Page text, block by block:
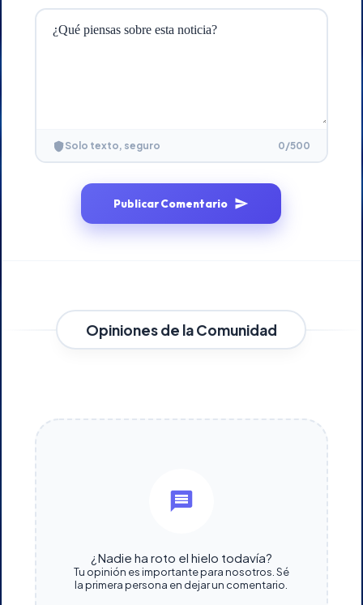
Solo texto, seguro 0/500
Publicar Comentario
Opiniones de la Comunidad
¿Nadie ha roto el hielo todavía?
Tu opinión es importante para nosotros. Sé
la primera persona en dejar un comentario.